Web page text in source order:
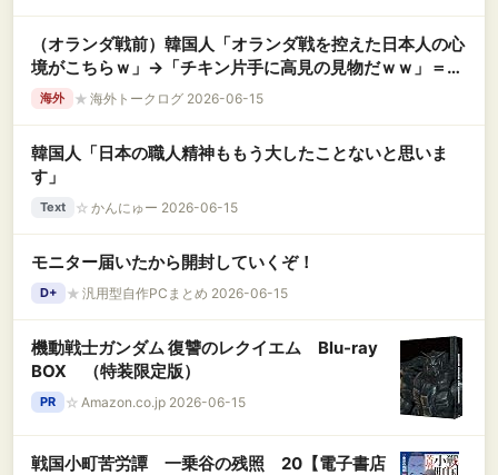
（オランダ戦前）韓国人「オランダ戦を控えた日本人の心
境がこちらｗ」→「チキン片手に高見の見物だｗｗ」＝韓
国の反応
海外 ★ 海外トークログ 2026-06-15
韓国人「日本の職人精神ももう大したことないと思いま
す」
Text ☆ かんにゅー 2026-06-15
モニター届いたから開封していくぞ！
D+ ★ 汎用型自作PCまとめ 2026-06-15
機動戦士ガンダム 復讐のレクイエム Blu-ray
BOX （特装限定版）
PR ☆ Amazon.co.jp 2026-06-15
戦国小町苦労譚 一乗谷の残照 20【電子書店